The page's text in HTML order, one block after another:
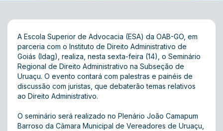
A Escola Superior de Advocacia (ESA) da OAB-GO, em
parceria com o Instituto de Direito Administrativo de
Goiás (Idag), realiza, nesta sexta-feira (14), o Seminário
Regional de Direito Administrativo na Subseção de
Uruaçu. O evento contará com palestras e painéis de
discussão com juristas, que debaterão temas relativos
ao Direito Administrativo.
O seminário será realizado no Plenário João Camapum
Barroso da Câmara Municipal de Vereadores de Uruaçu,